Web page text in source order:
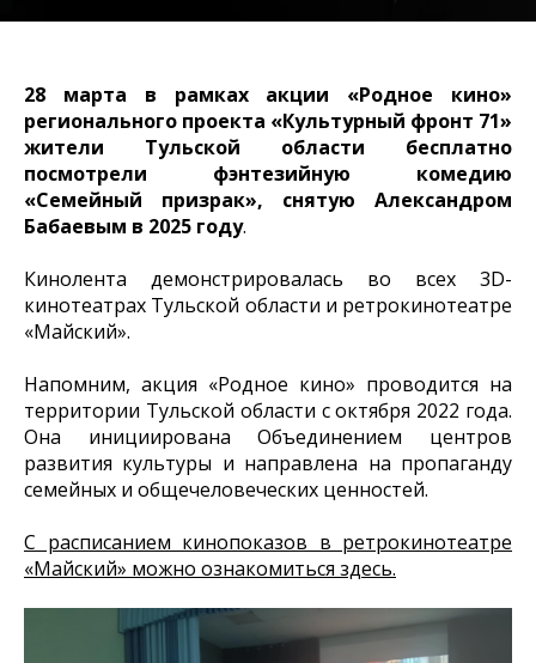
28 марта в рамках акции «Родное кино»
регионального проекта «Культурный фронт 71»
жители Тульской области бесплатно
посмотрели фэнтезийную комедию
«Семейный призрак», снятую Александром
Бабаевым в 2025 году.
Кинолента демонстрировалась во всех 3D-
кинотеатрах Тульской области и ретрокинотеатре
«Майский».
Напомним, акция «Родное кино» проводится на
территории Тульской области с октября 2022 года.
Она инициирована Объединением центров
развития культуры и направлена на пропаганду
семейных и общечеловеческих ценностей.
С расписанием кинопоказов в ретрокинотеатре
«Майский» можно ознакомиться здесь.